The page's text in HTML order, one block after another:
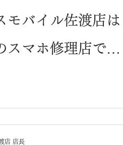
モバイル佐渡店は
スマホ修理店で
店 店長